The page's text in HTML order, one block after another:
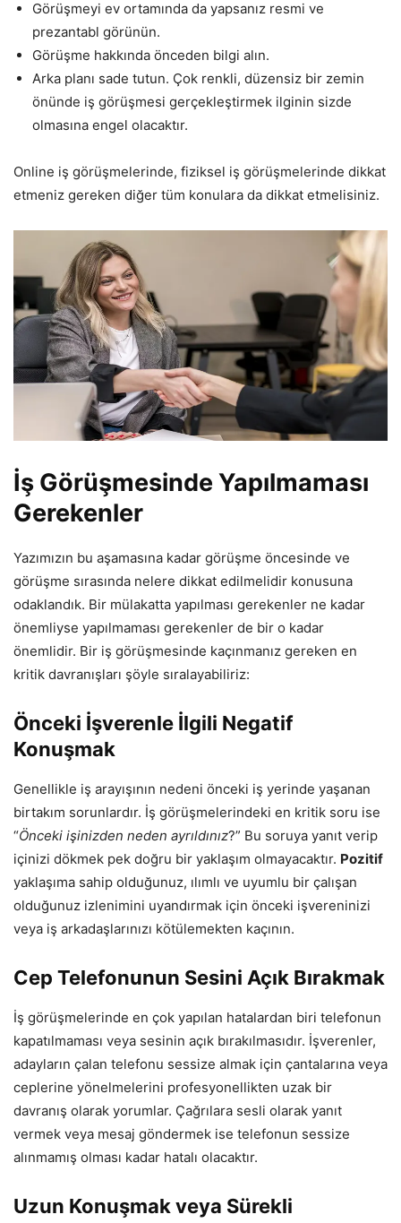
Görüşmeyi ev ortamında da yapsanız resmi ve
prezantabl görünün.
Görüşme hakkında önceden bilgi alın.
Arka planı sade tutun. Çok renkli, düzensiz bir zemin
önünde iş görüşmesi gerçekleştirmek ilginin sizde
olmasına engel olacaktır.
Online iş görüşmelerinde, fiziksel iş görüşmelerinde dikkat
etmeniz gereken diğer tüm konulara da dikkat etmelisiniz.
İş Görüşmesinde Yapılmaması
Gerekenler
Yazımızın bu aşamasına kadar görüşme öncesinde ve
görüşme sırasında nelere dikkat edilmelidir konusuna
odaklandık. Bir mülakatta yapılması gerekenler ne kadar
önemliyse yapılmaması gerekenler de bir o kadar
önemlidir. Bir iş görüşmesinde kaçınmanız gereken en
kritik davranışları şöyle sıralayabiliriz:
Önceki İşverenle İlgili Negatif
Konuşmak
Genellikle iş arayışının nedeni önceki iş yerinde yaşanan
birtakım sorunlardır. İş görüşmelerindeki en kritik soru ise
“Önceki işinizden neden ayrıldınız?” Bu soruya yanıt verip
içinizi dökmek pek doğru bir yaklaşım olmayacaktır. Pozitif
yaklaşıma sahip olduğunuz, ılımlı ve uyumlu bir çalışan
olduğunuz izlenimini uyandırmak için önceki işvereninizi
veya iş arkadaşlarınızı kötülemekten kaçının.
Cep Telefonunun Sesini Açık Bırakmak
İş görüşmelerinde en çok yapılan hatalardan biri telefonun
kapatılmaması veya sesinin açık bırakılmasıdır. İşverenler,
adayların çalan telefonu sessize almak için çantalarına veya
ceplerine yönelmelerini profesyonellikten uzak bir
davranış olarak yorumlar. Çağrılara sesli olarak yanıt
vermek veya mesaj göndermek ise telefonun sessize
alınmamış olması kadar hatalı olacaktır.
Uzun Konuşmak veya Sürekli